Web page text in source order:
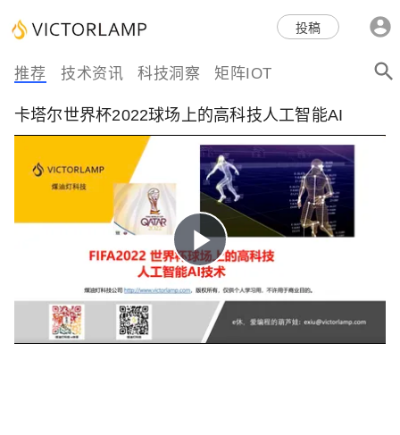
科技互联网,科技,资讯,动态,洞
察,量子,计算,AI,人工智能,机器
人,区块链,Web3,分布式,操作系
统,OS,芯片,视频,深度,论文
投稿
推荐 技术资讯 科技洞察 矩阵IOT
卡塔尔世界杯2022球场上的高科技人工智能AI
Play
Video